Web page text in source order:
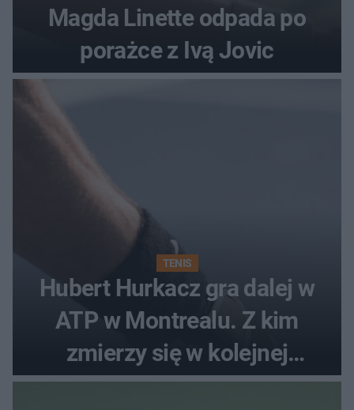
Magda Linette odpada po
porażce z Ivą Jovic
TENIS
Hubert Hurkacz gra dalej w
ATP w Montrealu. Z kim
zmierzy się w kolejnej
rundzie?